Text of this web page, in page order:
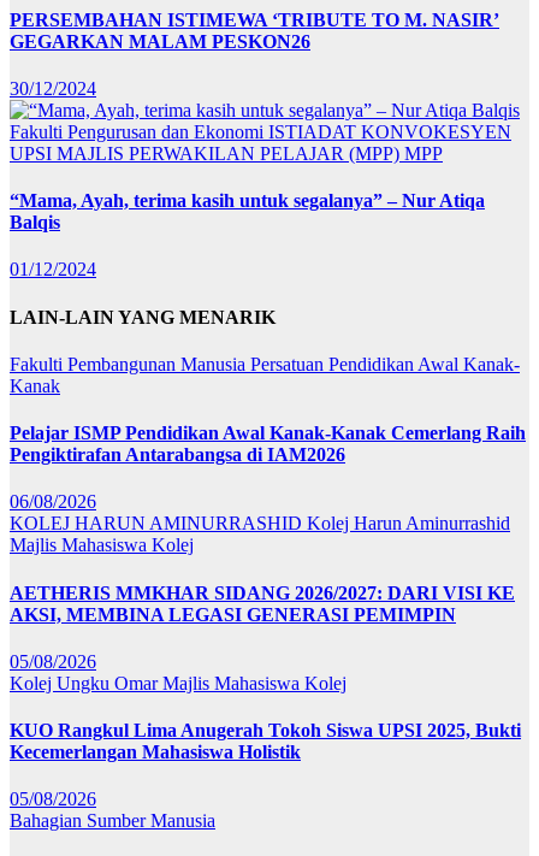
PERSEMBAHAN ISTIMEWA ‘TRIBUTE TO M. NASIR’
GEGARKAN MALAM PESKON26
30/12/2024
Fakulti Pengurusan dan Ekonomi ISTIADAT KONVOKESYEN
UPSI MAJLIS PERWAKILAN PELAJAR (MPP) MPP
“Mama, Ayah, terima kasih untuk segalanya” – Nur Atiqa
Balqis
01/12/2024
LAIN-LAIN YANG MENARIK
Fakulti Pembangunan Manusia Persatuan Pendidikan Awal Kanak-
Kanak
Pelajar ISMP Pendidikan Awal Kanak-Kanak Cemerlang Raih
Pengiktirafan Antarabangsa di IAM2026
06/08/2026
KOLEJ HARUN AMINURRASHID Kolej Harun Aminurrashid
Majlis Mahasiswa Kolej
AETHERIS MMKHAR SIDANG 2026/2027: DARI VISI KE
AKSI, MEMBINA LEGASI GENERASI PEMIMPIN
05/08/2026
Kolej Ungku OmarMajlis Mahasiswa Kolej
KUO Rangkul Lima Anugerah Tokoh Siswa UPSI 2025, Bukti
Kecemerlangan Mahasiswa Holistik
05/08/2026
Bahagian Sumber Manusia